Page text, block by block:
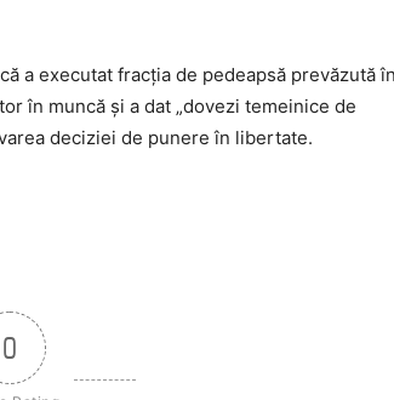
a executat fracţia de pedeapsă prevăzută în
în muncă şi a dat „dovezi temeinice de
deciziei de punere în libertate.
0